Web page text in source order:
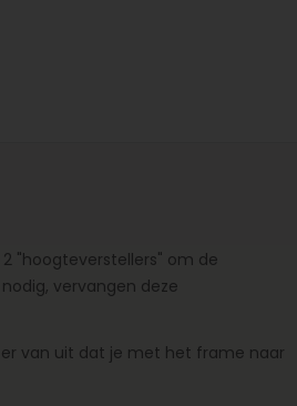
"hoogteverstellers" om de
vervangen deze
van uit dat je met het frame naar